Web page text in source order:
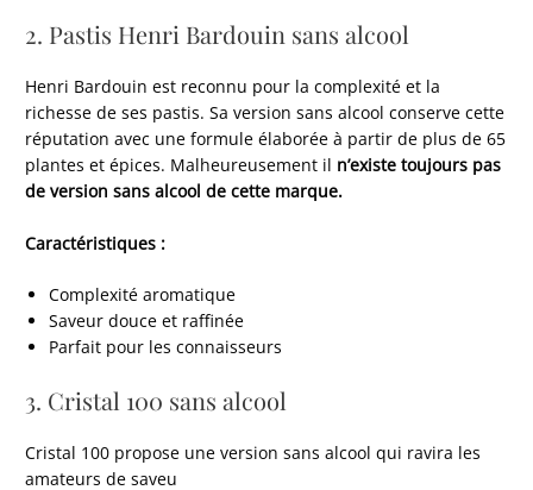
2. Pastis Henri Bardouin sans alcool
Henri Bardouin est reconnu pour la complexité et la
richesse de ses pastis. Sa version sans alcool conserve cette
réputation avec une formule élaborée à partir de plus de 65
plantes et épices. Malheureusement il n’existe toujours pas
de version sans alcool de cette marque.
Caractéristiques :
Complexité aromatique
Saveur douce et raffinée
Parfait pour les connaisseurs
3. Cristal 100 sans alcool
Cristal 100 propose une version sans alcool qui ravira les
amateurs de saveu